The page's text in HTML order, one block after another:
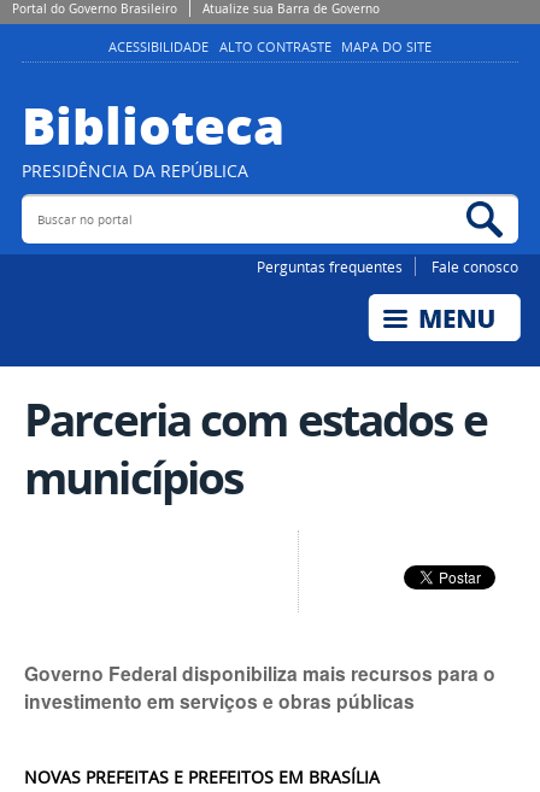
Portal do Governo Brasileiro Atualize sua Barra de Governo
ACESSIBILIDADE ALTO CONTRASTE MAPA DO SITE
Biblioteca
PRESIDÊNCIA DA REPÚBLICA
Buscar no portal
Perguntas frequentes Fale conosco
Parceria com estados e
municípios
Governo Federal disponibiliza mais recursos para o
investimento em serviços e obras públicas
NOVAS PREFEITAS E PREFEITOS EM BRASÍLIA